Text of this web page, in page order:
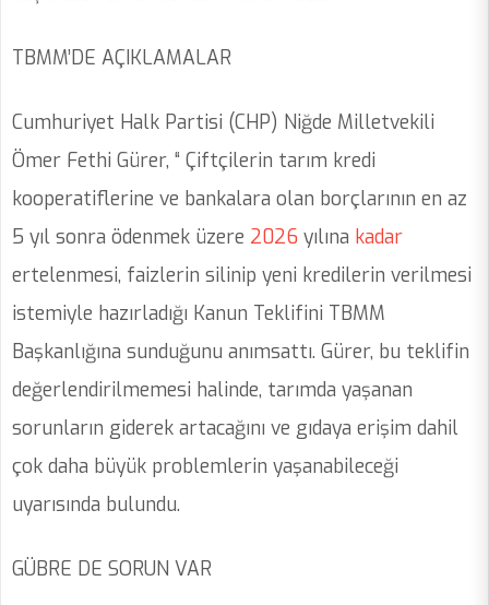
TBMM’DE AÇIKLAMALAR
Cumhuriyet Halk Partisi (CHP) Niğde Milletvekili
Ömer Fethi Gürer, “ Çiftçilerin tarım kredi
kooperatiflerine ve bankalara olan borçlarının en az
5 yıl sonra ödenmek üzere 2026 yılına kadar
ertelenmesi, faizlerin silinip yeni kredilerin verilmesi
istemiyle hazırladığı Kanun Teklifini TBMM
Başkanlığına sunduğunu anımsattı. Gürer, bu teklifin
değerlendirilmemesi halinde, tarımda yaşanan
sorunların giderek artacağını ve gıdaya erişim dahil
çok daha büyük problemlerin yaşanabileceği
uyarısında bulundu.
GÜBRE DE SORUN VAR